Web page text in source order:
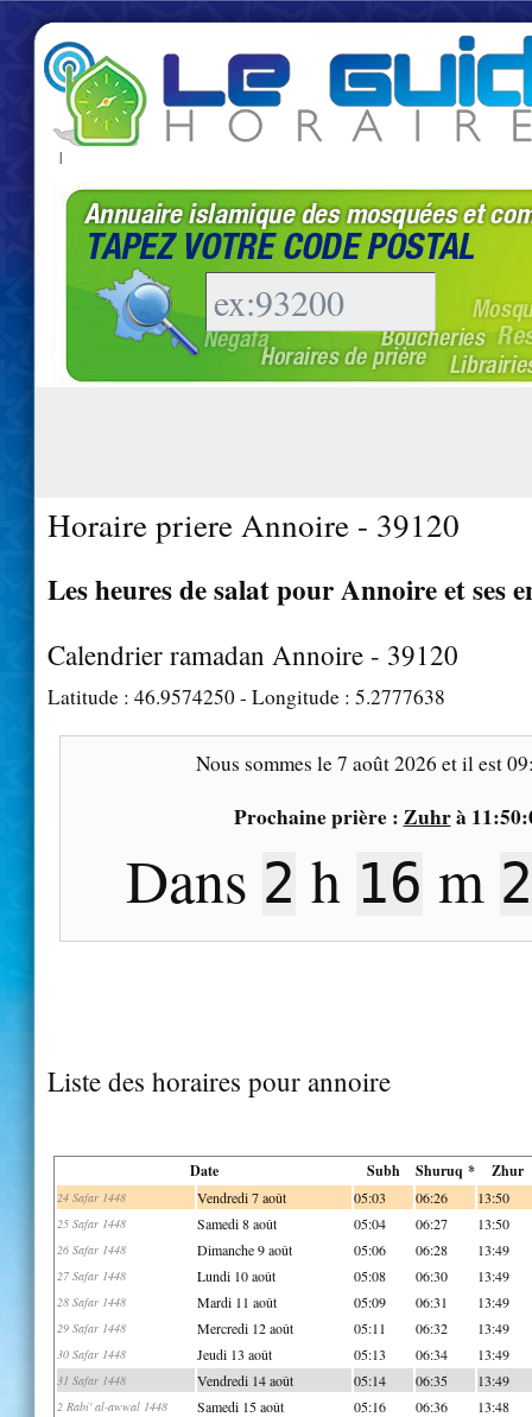
|
Horaire priere Annoire - 39120
Les heures de salat pour Annoire et ses
Calendrier ramadan Annoire - 39120
Latitude : 46.9574250- Longitude : 5.2777638
Nous sommes le7 août 2026 et il est
Prochaine prière : Zuhrà
Dans 2 h 16 m
Liste des horaires pour annoire
Date Subh Shuruq * Zhur
24 Safar 1448 Vendredi 7 août 05:03 06:26 13:50
25 Safar 1448 Samedi 8 août 05:04 06:27 13:50
26 Safar 1448 Dimanche 9 août 05:06 06:28 13:49
27 Safar 1448 Lundi 10 août 05:08 06:30 13:49
28 Safar 1448 Mardi 11 août 05:09 06:31 13:49
29 Safar 1448 Mercredi 12 août 05:11 06:32 13:49
30 Safar 1448 Jeudi 13 août 05:13 06:34 13:49
31 Safar 1448 Vendredi 14 août 05:14 06:35 13:49
2 Rabi' al-awwal 1448 Samedi 15 août 05:16 06:36 13:48